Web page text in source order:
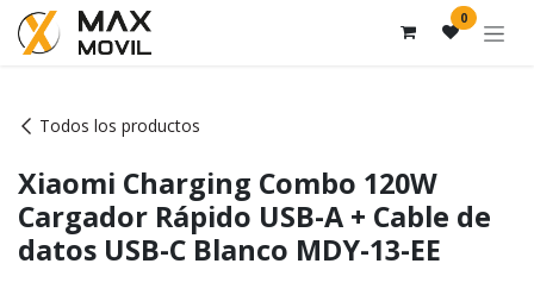
Ir al contenido 0
Todos los productos
Xiaomi Charging Combo 120W
Cargador Rápido USB-A + Cable de
datos USB-C Blanco MDY-13-EE